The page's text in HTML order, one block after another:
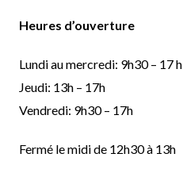
Heures d’ouverture
Lundi au mercredi: 9h30 – 17 h
Jeudi: 13h – 17h
Vendredi: 9h30 – 17h
Fermé le midi de 12h30 à 13h